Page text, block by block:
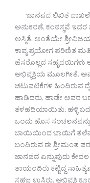
ಜಾನಪದ ಲಿಖಿತ
ಅನುಕರಣೆ, ಕಂಠಸ್ಥವೆ
ಅಸ್ಮಿತೆ.‌ ಅಂತೆಯೇ
ಕಾವ್ಯ ಪ್ರಯೋಗ ಪರಿಣಿತ
ಹೆಸರೊಲ್ಲದ ಸಹೃದಯಿಗಳು
ಅಭಿವ್ಯಕ್ತಿಯ ಮೂಲಗೀತೆ.
ಚಟುವಟಿಕೆಗಳ ಹಿಂದಿರುವ
ಹಾಡಿದರು, ಹಾಡೇ ಅವರ
ತಳಹದಿಯಾಯಿತು. ಹಳ್ಳಿ
ಒಂದು ಹೊಸ
ಬಾಯಿಯಿಂದ ಬಾಯಿಗೆ
ಬಂದಿರುವ ಈ ಶ್ರೀಮಂತ
ಜಾನಪದ ಎನ್ನುವುದು
ತಾಯಂದಿರು ಕಟ್ಟಿದ್ದ